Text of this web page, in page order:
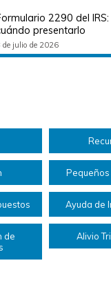
2290 del
presentarlo
de julio de 2026
Ayuda de
de
Alivio